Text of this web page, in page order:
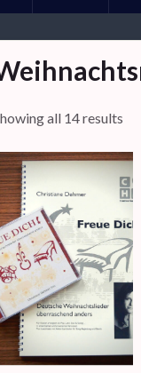
all 14 results